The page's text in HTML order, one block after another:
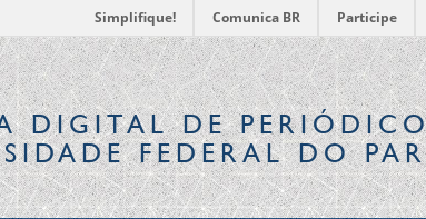
Simplifique! Comunica BR Participe
DIGITALDE
FEDERAL DO